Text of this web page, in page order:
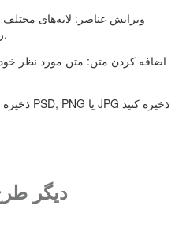
ویرایش عناصر: لایه‌های مختلف
رنگ‌ها، فونت‌ها و تصاویر را ویرایش کنید.
اضافه کردن متن: متن مورد نظر خود
ذخیره فایل: فایل را با فرمت‌های مختلف مانند PSD, PNG یا JPG ذخیره کنید
دیگر